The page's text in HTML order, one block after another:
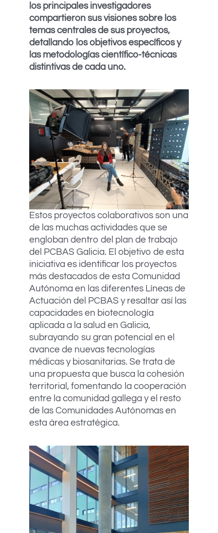
los principales investigadores
compartieron sus visiones sobre los
temas centrales de sus proyectos,
detallando los objetivos específicos y
las metodologías científico-técnicas
distintivas de cada uno.
Estos proyectos colaborativos son una
de las muchas actividades que se
engloban dentro del plan de trabajo
del PCBAS Galicia. El objetivo de esta
iniciativa es identificar los proyectos
más destacados de esta Comunidad
Autónoma en las diferentes Líneas de
Actuación del PCBAS y resaltar así las
capacidades en biotecnología
aplicada a la salud en Galicia,
subrayando su gran potencial en el
avance de nuevas tecnologías
médicas y biosanitarias. Se trata de
una propuesta que busca la cohesión
territorial, fomentando la cooperación
entre la comunidad gallega y el resto
de las Comunidades Autónomas en
esta área estratégica.